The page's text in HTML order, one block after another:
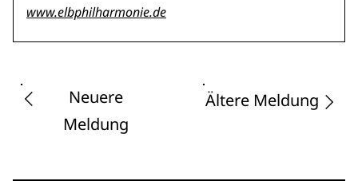
www.elbphilharmonie.de
Neuere
Meldung
Ältere Meldung